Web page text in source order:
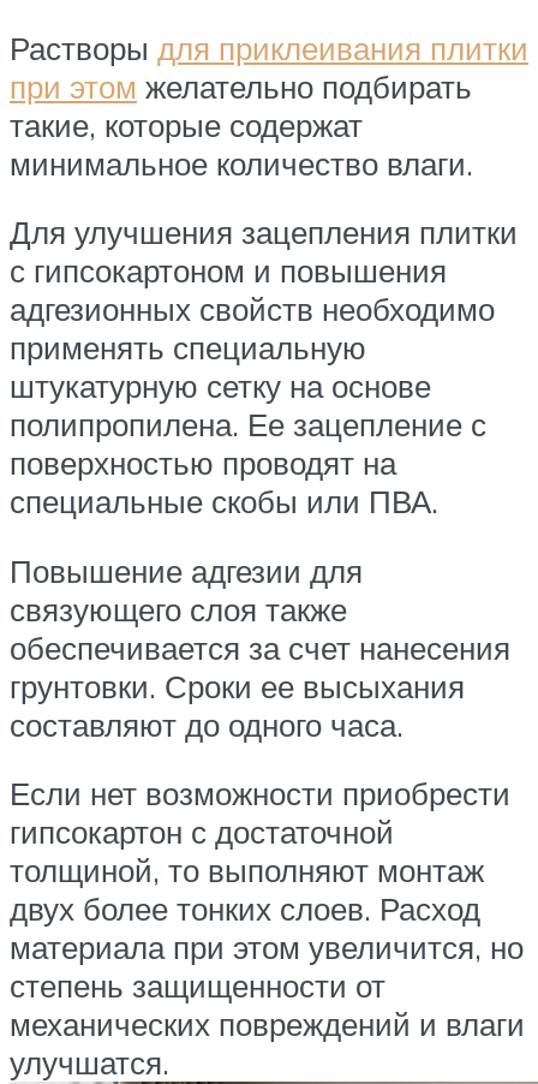
Растворы для приклеивания плитки
при этом желательно подбирать
такие, которые содержат
минимальное количество влаги.
Для улучшения зацепления плитки
с гипсокартоном и повышения
адгезионных свойств необходимо
применять специальную
штукатурную сетку на основе
полипропилена. Ее зацепление с
поверхностью проводят на
специальные скобы или ПВА.
Повышение адгезии для
связующего слоя также
обеспечивается за счет нанесения
грунтовки. Сроки ее высыхания
составляют до одного часа.
Если нет возможности приобрести
гипсокартон с достаточной
толщиной, то выполняют монтаж
двух более тонких слоев. Расход
материала при этом увеличится, но
степень защищенности от
механических повреждений и влаги
улучшатся.